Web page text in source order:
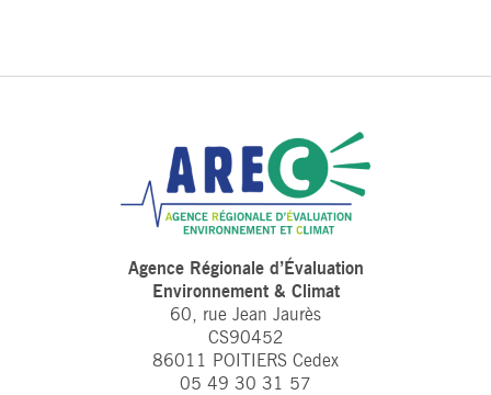
Agence Régionale d’Évaluation
Environnement & Climat
60, rue Jean Jaurès
CS90452
86011 POITIERS Cedex
05 49 30 31 57